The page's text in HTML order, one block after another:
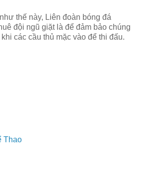
thế này, Liên đoàn bóng đá
đội ngũ giặt là để đảm bảo chúng
các cầu thủ mặc vào để thi đấu.
Thao